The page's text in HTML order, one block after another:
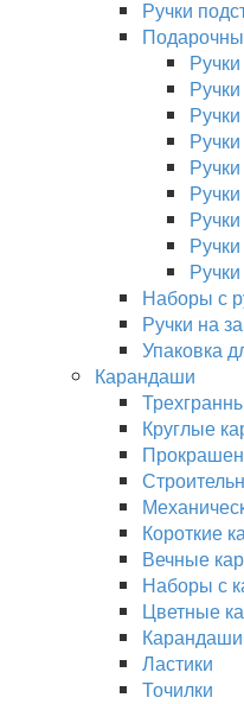
Ручки
Наборы с
Ручки на
Упаковка
Карандаши
Круглые
Короткие
Вечные
Наборы с
Цветные
Карандаши
Ластики
Точилки